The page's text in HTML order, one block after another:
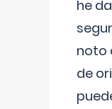
he
noto
de